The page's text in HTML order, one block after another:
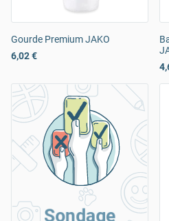
Gourde Premium JAKO
6,02 €
Sondage